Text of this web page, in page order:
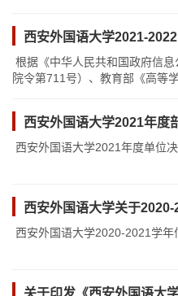
西安外国语大学2021-
根据《中华人民共和国政府信
院令第711号）、教育部《高等
（教办函〔2014〕23号）要求
开年度报告工作的通知》的安排
告，主要包括概述，主动公开情
西安外国语大学2021年度
西安外国语大学2021年度单位
西安外国语大学关于
西安外国语大学2020-2021学
关于印发《西安外国语大